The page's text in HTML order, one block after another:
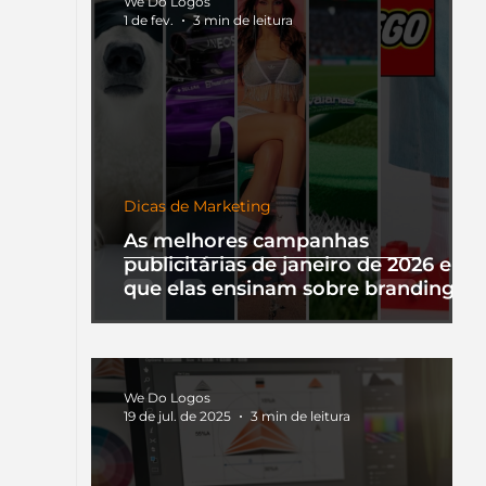
As melhores campanhas
publicitárias de janeiro de 2026 e o
que elas ensinam sobre branding
Dicas de Marketing
1 de fev.
3 min de leitura
We Do Logos
19 de jul. de 2025
3 min de leitura